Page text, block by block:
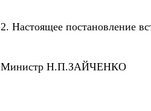
2. Настоящее постановление
Министр Н.П.ЗАЙЧЕНКО